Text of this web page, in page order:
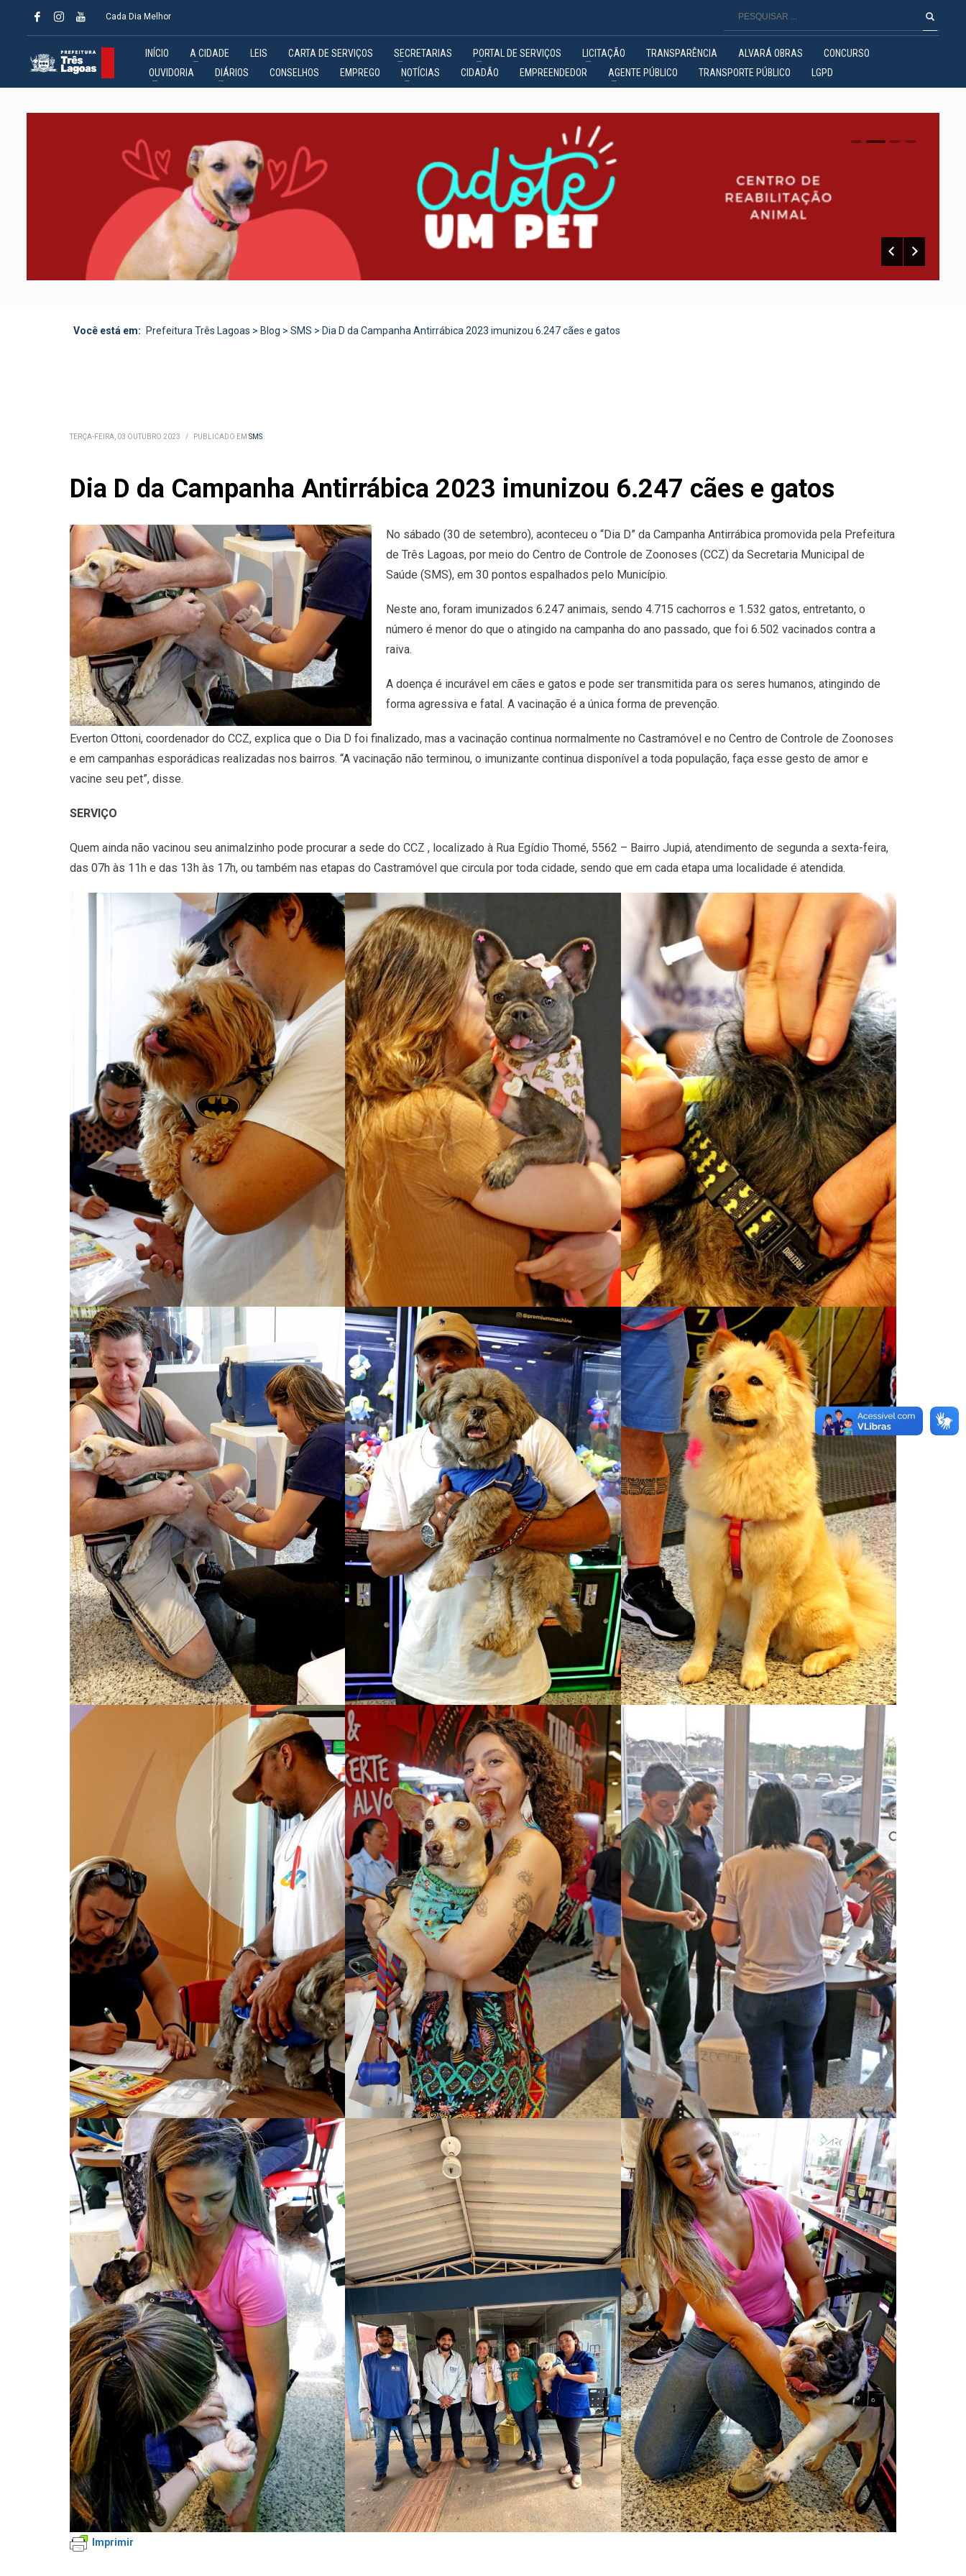
Cada Dia Melhor
INÍCIO A CIDADE LEIS CARTA DE SERVIÇOS SECRETARIAS PORTAL DE SERVIÇOS LICITAÇÃO TRANSPARÊNCIA ALVARÁ OBRAS
CONCURSO
OUVIDORIA
DIÁRIOS CONSELHOS EMPREGO NOTÍCIAS CIDADÃO EMPREENDEDOR AGENTE PÚBLICO TRANSPORTE PÚBLICO LGPD
0 1 2
Você está em: Prefeitura Três Lagoas > Blog > SMS > Dia D da Campanha Antirrábica 2023 imunizou 6.247 cães e gatos
TERÇA-FEIRA, 03 OUTUBRO 2023 / PUBLICADO EM SMS
Dia D da Campanha Antirrábica 2023 imunizou 6.247 cães e gatos
No sábado (30 de setembro), aconteceu o “Dia D” da Campanha Antirrábica promovida pela Prefeitura
de Três Lagoas, por meio do Centro de Controle de Zoonoses (CCZ) da Secretaria Municipal de
Saúde (SMS), em 30 pontos espalhados pelo Município.
Neste ano, foram imunizados 6.247 animais, sendo 4.715 cachorros e 1.532 gatos, entretanto, o
número é menor do que o atingido na campanha do ano passado, que foi 6.502 vacinados contra a
raiva.
A doença é incurável em cães e gatos e pode ser transmitida para os seres humanos, atingindo de
forma agressiva e fatal. A vacinação é a única forma de prevenção.
Everton Ottoni, coordenador do CCZ, explica que o Dia D foi finalizado, mas a vacinação continua normalmente no Castramóvel e no Centro de Controle de Zoonoses
e em campanhas esporádicas realizadas nos bairros. “A vacinação não terminou, o imunizante continua disponível a toda população, faça esse gesto de amor e
vacine seu pet”, disse.
SERVIÇO
Quem ainda não vacinou seu animalzinho pode procurar a sede do CCZ , localizado à Rua Egídio Thomé, 5562 – Bairro Jupiá, atendimento de segunda a sexta-feira,
das 07h às 11h e das 13h às 17h, ou também nas etapas do Castramóvel que circula por toda cidade, sendo que em cada etapa uma localidade é atendida.
Imprimir